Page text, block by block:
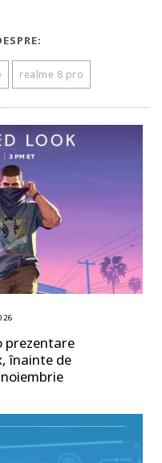
realme 8 pro
prezentare
înainte de